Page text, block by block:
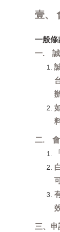
壹、
一般條
一. 誠
二. 會
三、